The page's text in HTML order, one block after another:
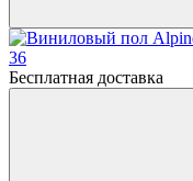
Бесплатная доставка